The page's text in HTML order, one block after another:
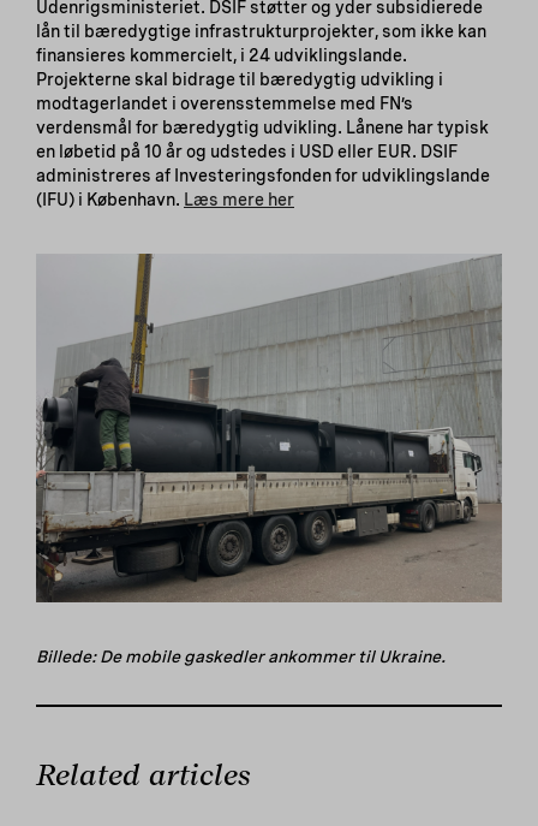
Udenrigsministeriet. DSIF støtter og yder subsidierede
lån til bæredygtige infrastrukturprojekter, som ikke kan
finansieres kommercielt, i 24 udviklingslande.
Projekterne skal bidrage til bæredygtig udvikling i
modtagerlandet i overensstemmelse med FN’s
verdensmål for bæredygtig udvikling. Lånene har typisk
en løbetid på 10 år og udstedes i USD eller EUR. DSIF
administreres af Investeringsfonden for udviklingslande
(IFU) i København. Læs mere her
Billede: De mobile gaskedler ankommer til Ukraine.
Related articles